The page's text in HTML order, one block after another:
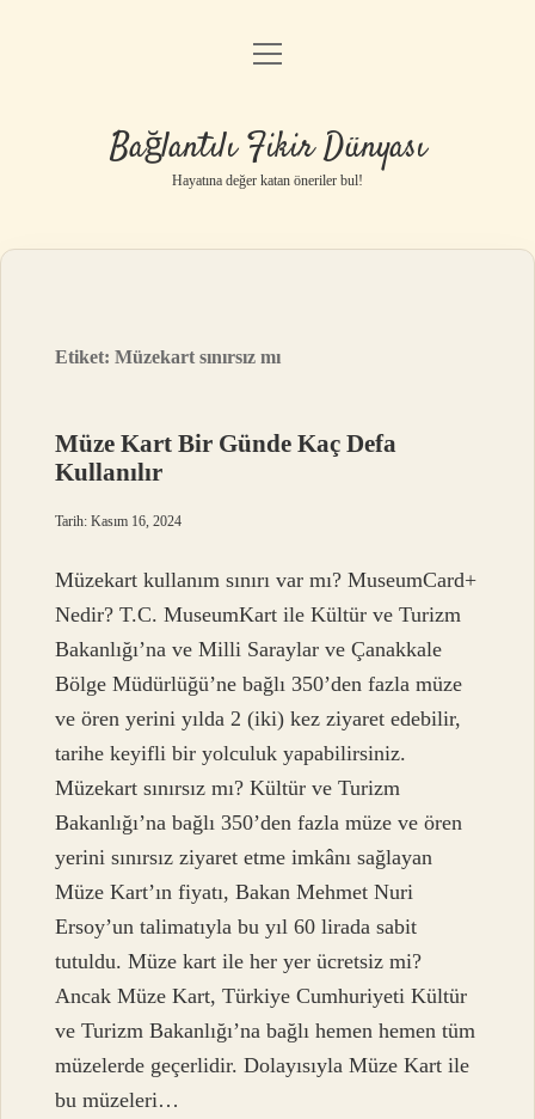
Anasayfa
Yasal Uyarı
menüyü
Bağlantılı Fikir Dünyası
Hayatına değer katan öneriler bul!
Etiket:Müzekart sınırsız mı
Müze Kart Bir Günde Kaç Defa
Kullanılır
Tarih: Kasım 16, 2024
Müzekart kullanım sınırı var mı? MuseumCard+
Nedir? T.C. MuseumKart ile Kültür ve Turizm
Bakanlığı’na ve Milli Saraylar ve Çanakkale
Bölge Müdürlüğü’ne bağlı 350’den fazla müze
ve ören yerini yılda 2 (iki) kez ziyaret edebilir,
tarihe keyifli bir yolculuk yapabilirsiniz.
Müzekart sınırsız mı? Kültür ve Turizm
Bakanlığı’na bağlı 350’den fazla müze ve ören
yerini sınırsız ziyaret etme imkânı sağlayan
Müze Kart’ın fiyatı, Bakan Mehmet Nuri
Ersoy’un talimatıyla bu yıl 60 lirada sabit
tutuldu. Müze kart ile her yer ücretsiz mi?
Ancak Müze Kart, Türkiye Cumhuriyeti Kültür
ve Turizm Bakanlığı’na bağlı hemen hemen tüm
müzelerde geçerlidir. Dolayısıyla Müze Kart ile
bu müzeleri…